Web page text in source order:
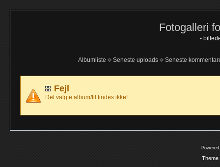
Fotogalleri
-
Albumliste Seneste uploads Seneste
Fejl
Det valgte album/fil findes ikke!
Theme